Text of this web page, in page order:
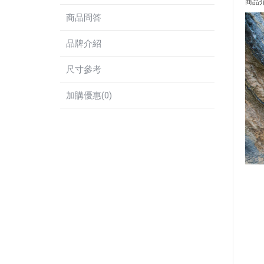
商品問答
品牌介紹
尺寸參考
加購優惠(0)